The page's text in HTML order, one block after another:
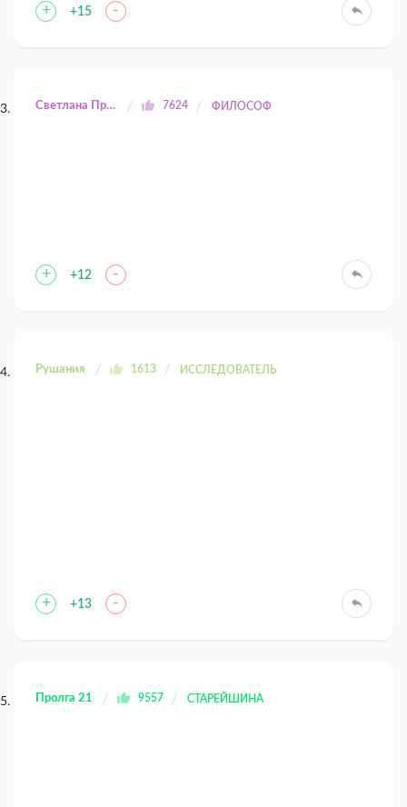
+ +15 -
Светлана Прилуцкая 7624 ФИЛОСОФ
+ +12 -
Рушания 1613 ИССЛЕДОВАТЕЛЬ
+ +13 -
Пролга 21 9557 СТАРЕЙШИНА